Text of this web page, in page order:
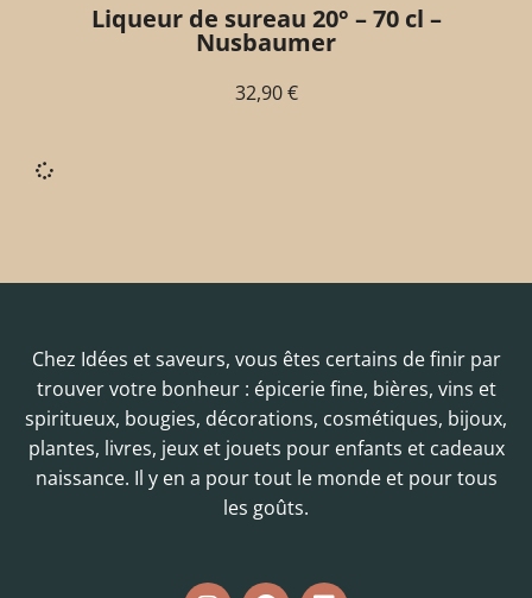
Liqueur de sureau 20° – 70 cl –
Nusbaumer
32,90€
Chez Idées et saveurs, vous êtes certains de finir par
trouver votre bonheur : épicerie fine, bières, vins et
spiritueux, bougies, décorations, cosmétiques, bijoux,
plantes, livres, jeux et jouets pour enfants et cadeaux
naissance. Il y en a pour tout le monde et pour tous
les goûts.